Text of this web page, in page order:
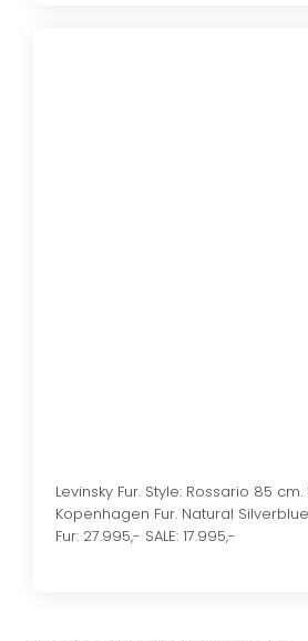
​Levinsky Fur. Style: Rossario 85
Kopenhagen Fur. Natural
Fur: 27.995,- SALE: 17.995,-